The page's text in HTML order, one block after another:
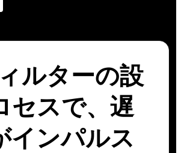
ルターの設
セスで、遅
インパルス